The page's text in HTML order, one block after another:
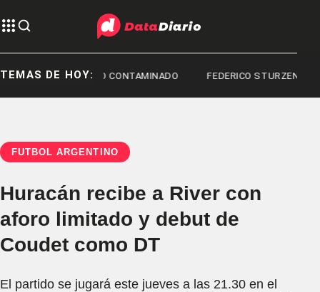
TEMAS DE HOY:
FENTANILO CONTAMINADO FEDERICO STURZENEGGER
FÚTBOL ARGENTINO
Huracán recibe a River con
aforo limitado y debut de
Coudet como DT
El partido se jugará este jueves a las 21.30 en el